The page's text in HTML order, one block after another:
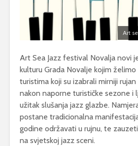
Art
Art Sea Jazz festival Novalja novi
kulturu Grada Novalje kojim
turistima koji su izabrali mirniji
nakon naporne turističke sezone i
užitak slušanja jazz glazbe.
postane tradicionalna
godine održavati u rujnu, te
na svjetskoj jazz sceni.